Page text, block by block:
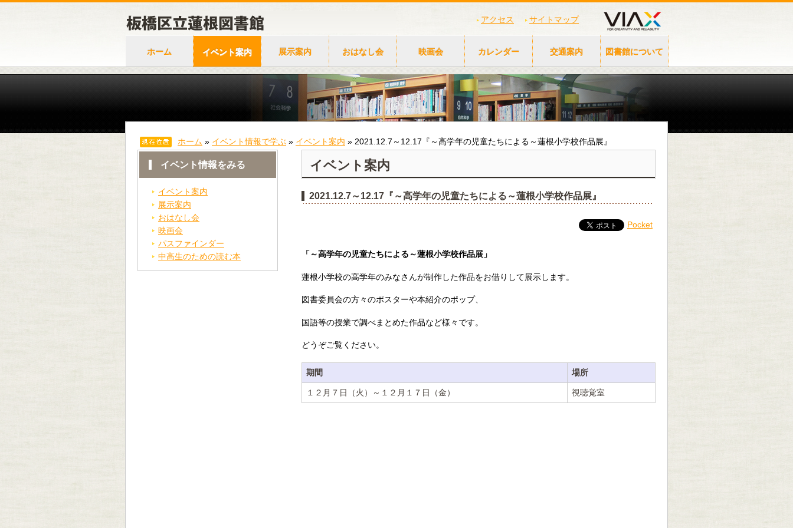
アクセス サイトマップ
ホーム イベント案内 展示案内 おはなし会 映画会 カレンダー 交通案内 図書館について
ホーム » イベント情報で学ぶ » イベント案内 » 2021.12.7～12.17『～高学年の児童たちによる～蓮根小学校作品展』
イベント情報をみる
イベント案内
展示案内
おはなし会
映画会
パスファインダー
中高生のための読む本
イベント案内
2021.12.7～12.17『～高学年の児童たちによる～蓮根小学校作品展』
Pocket
「～高学年の児童たちによる～蓮根小学校作品展」
蓮根小学校の高学年のみなさんが制作した作品をお借りして展示します。
図書委員会の方々のポスターや本紹介のポップ、
国語等の授業で調べまとめた作品など様々です。
どうぞご覧ください。
期間 場所
１２月７日（火）～１２月１７日（金） 視聴覚室